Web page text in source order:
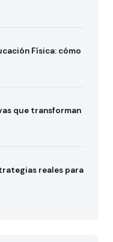
Física: cómo
que transforman
reales para